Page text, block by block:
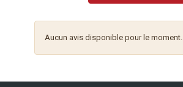
Aucun avis disponible pour le moment.